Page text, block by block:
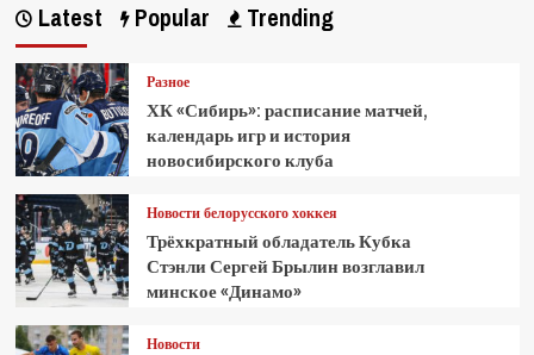
Latest Popular Trending
Разное
ХК «Сибирь»: расписание матчей,
календарь игр и история
новосибирского клуба
Новости белорусского хоккея
Трёхкратный обладатель Кубка
Стэнли Сергей Брылин возглавил
минское «Динамо»
Новости